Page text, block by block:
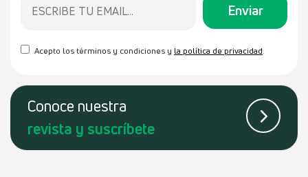
Acepto los términos y condiciones y la política de privacidad.
Conoce nuestra
revista y suscríbete